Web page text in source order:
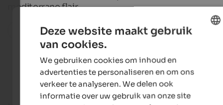
mediterrane flair.
Alle plaatsen in de regio
Accommodations in Algund
Deze website maakt gebruik
van cookies.
We gebruiken cookies om inhoud en
advertenties te personaliseren en om ons
verkeer te analyseren. We delen ook
informatie over uw gebruik van onze site